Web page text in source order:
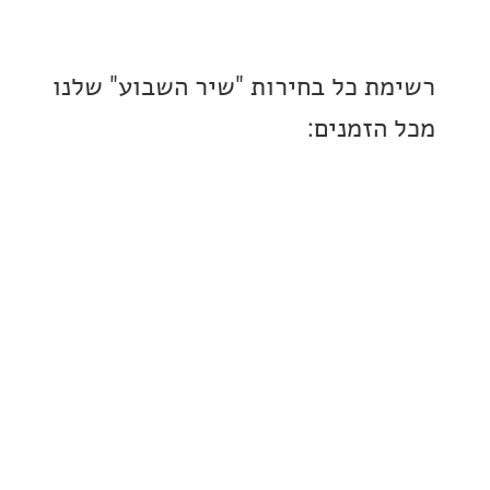
כל בחירות "שיר השבוע" שלנו